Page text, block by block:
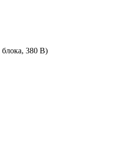
380 В)